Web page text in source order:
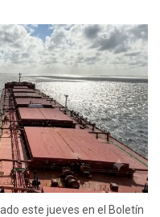
este jueves en el Boletín